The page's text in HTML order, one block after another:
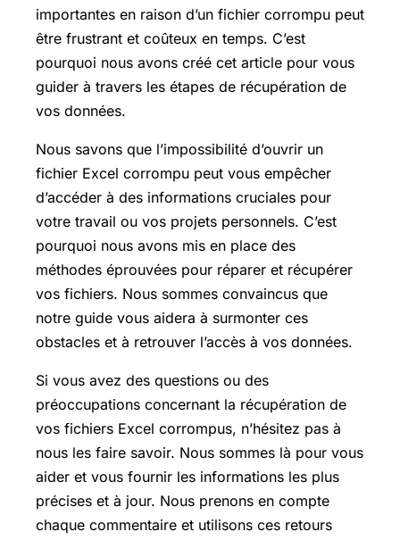
importantes en raison d’un fichier corrompu peut
être frustrant et coûteux en temps. C’est
pourquoi nous avons créé cet article pour vous
guider à travers les étapes de récupération de
vos données.
Nous savons que l’impossibilité d’ouvrir un
fichier Excel corrompu peut vous empêcher
d’accéder à des informations cruciales pour
votre travail ou vos projets personnels. C’est
pourquoi nous avons mis en place des
méthodes éprouvées pour réparer et récupérer
vos fichiers. Nous sommes convaincus que
notre guide vous aidera à surmonter ces
obstacles et à retrouver l’accès à vos données.
Si vous avez des questions ou des
préoccupations concernant la récupération de
vos fichiers Excel corrompus, n’hésitez pas à
nous les faire savoir. Nous sommes là pour vous
aider et vous fournir les informations les plus
précises et à jour. Nous prenons en compte
chaque commentaire et utilisons ces retours